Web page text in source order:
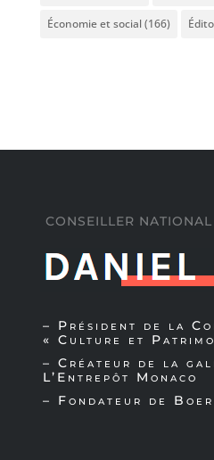
Économie et social(166) Édito
CONSEILLER
– Président de la
« Culture et
– Créateur de la
L’Entrepôt Monaco
– Fondateur de